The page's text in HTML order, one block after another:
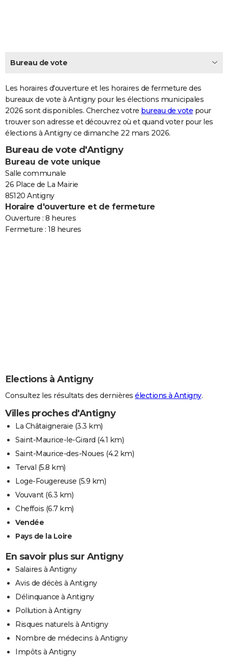
Carte de Noël
Carte Bonne année
Carte Saint-Valentin
Carte Pâques
Carte d'anniversaire
DICTIONNAIRE
Dictionnaire
Biographies
Citations
Expressions
Proverbes
PROGRAMME TV
COPAINS D'AVANT
S'inscrire
Se connecter
Lycées
Collèges
Primaires
Universités
Entreprises
Service militaire
Avis de recherche
AVIS DE DÉCÈS
FORUM
Bricolage
Lifestyle
Culture
Sport
Auto
Television
Voyage
Cinema
Bureau de vote
Les horaires d'ouverture et les horaires de fermeture des
bureaux de vote à Antigny pour les élections municipales
2026 sont disponibles. Cherchez votre bureau de vote pour
trouver son adresse et découvrez où et quand voter pour les
élections à Antigny ce dimanche 22 mars 2026.
Bureau de vote d'Antigny
Bureau de vote unique
Salle communale
26 Place de La Mairie
85120 Antigny
Horaire d'ouverture et de fermeture
Ouverture : 8 heures
Fermeture : 18 heures
Elections à Antigny
Consultez les résultats des dernières élections à Antigny.
Villes proches d'Antigny
La Châtaigneraie (3.3 km)
Saint-Maurice-le-Girard (4.1 km)
Saint-Maurice-des-Noues (4.2 km)
Terval (5.8 km)
Loge-Fougereuse (5.9 km)
Vouvant(6.3 km)
Cheffois (6.7 km)
Vendée
Pays de la Loire
En savoir plus sur Antigny
Salaires à Antigny
Avis de décès à Antigny
Délinquance à Antigny
Pollution à Antigny
Risques naturels à Antigny
Nombre de médecins à Antigny
Impôts à Antigny